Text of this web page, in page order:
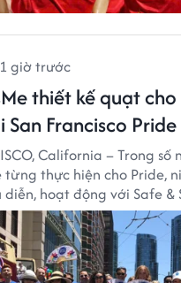
1 giờ trước
thiết kế quạt cho
San Francisco
California – Trong
từng thực hiện cho Pride,
diễn, hoạt động với Safe &
bối cảnh khác biệt.
tại San Francisco
ngừa bạo hành trẻ em,
môi trường an toàn cho